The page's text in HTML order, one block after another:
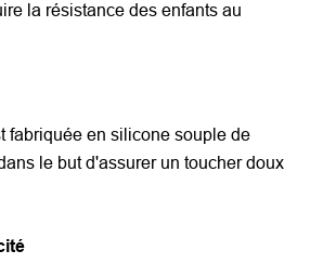
la résistance des enfants au
fabriquée en silicone souple de
le but d'assurer un toucher doux